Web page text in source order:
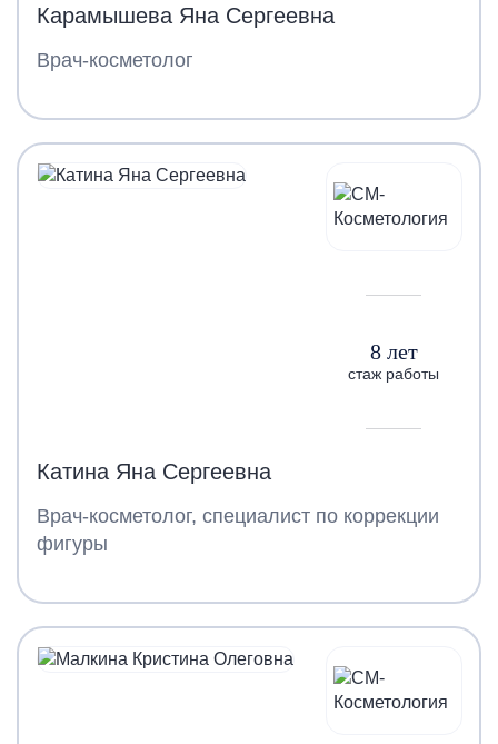
Карамышева Яна Сергеевна
Врач-косметолог
8 лет
стаж работы
Катина Яна Сергеевна
Врач-косметолог, специалист по коррекции
фигуры